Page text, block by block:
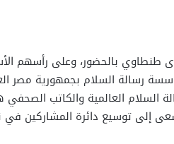
بالحضور، وعلى رأسهم
رسالة السلام بجمهورية مصر
العالمية والكاتب الصحفي
إلى توسيع دائرة المشاركين